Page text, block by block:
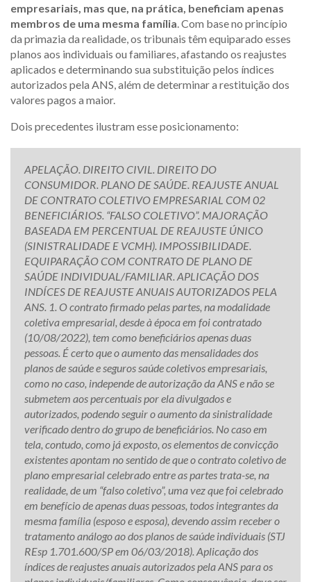
empresariais, mas que, na prática, beneficiam apenas
membros de uma mesma família. Com base no princípio
da primazia da realidade, os tribunais têm equiparado esses
planos aos individuais ou familiares, afastando os reajustes
aplicados e determinando sua substituição pelos índices
autorizados pela ANS, além de determinar a restituição dos
valores pagos a maior.
Dois precedentes ilustram esse posicionamento:
APELAÇÃO. DIREITO CIVIL. DIREITO DO
CONSUMIDOR. PLANO DE SAÚDE. REAJUSTE ANUAL
DE CONTRATO COLETIVO EMPRESARIAL COM 02
BENEFICIÁRIOS. “FALSO COLETIVO”. MAJORAÇÃO
BASEADA EM PERCENTUAL DE REAJUSTE ÚNICO
(SINISTRALIDADE E VCMH). IMPOSSIBILIDADE.
EQUIPARAÇÃO COM CONTRATO DE PLANO DE
SAÚDE INDIVIDUAL/FAMILIAR. APLICAÇÃO DOS
INDÍCES DE REAJUSTE ANUAIS AUTORIZADOS PELA
ANS. 1. O contrato firmado pelas partes, na modalidade
coletiva empresarial, desde à época em foi contratado
(10/08/2022), tem como beneficiários apenas duas
pessoas. É certo que o aumento das mensalidades dos
planos de saúde e seguros saúde coletivos empresariais,
como no caso, independe de autorização da ANS e não se
submetem aos percentuais por ela divulgados e
autorizados, podendo seguir o aumento da sinistralidade
verificado dentro do grupo de beneficiários. No caso em
tela, contudo, como já exposto, os elementos de convicção
existentes apontam no sentido de que o contrato coletivo de
plano empresarial celebrado entre as partes trata-se, na
realidade, de um “falso coletivo”, uma vez que foi celebrado
em benefício de apenas duas pessoas, todos integrantes da
mesma família (esposo e esposa), devendo assim receber o
tratamento análogo ao dos planos de saúde individuais (STJ
REsp 1.701.600/SP em 06/03/2018). Aplicação dos
índices de reajustes anuais autorizados pela ANS para os